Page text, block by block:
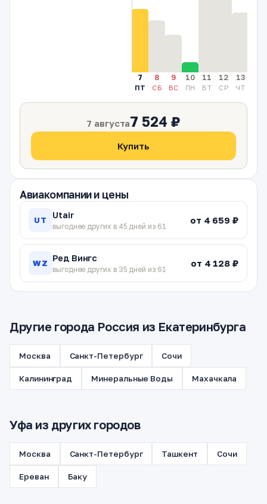
7
ПТ
8
СБ
9
ВС
10
ПН
11
ВТ
12
СР
13
ЧТ
7 августа7 524 ₽
Купить
Авиакомпании и цены
UT Utair
выгоднее других в 45 дней из 61
от 4 659 ₽
WZ Ред Вингс
выгоднее других в 35 дней из 61
от 4 128 ₽
Другие города Россия из Екатеринбурга
Москва Санкт-Петербург Сочи
Калининград Минеральные Воды Махачкала
Уфа из других городов
Москва Санкт-Петербург Ташкент Сочи
Ереван Баку